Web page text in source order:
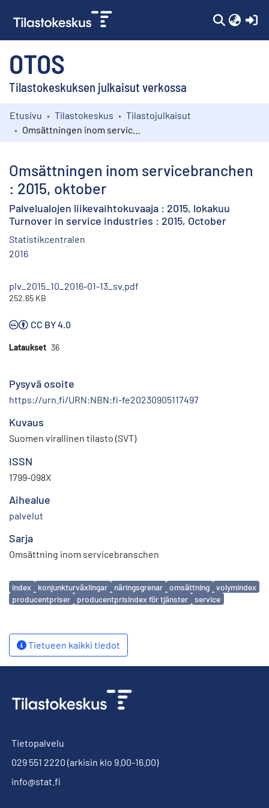
OTOS
Tilastokeskuksen julkaisut verkossa
Kokoelmat
Etusivu Tilastokeskus
Tilastojulkaisut
Omsättningen inom servicebranchen
: 2015, oktober
Palvelualojen liikevaihtokuvaaja : 2015, lokakuu
Turnover in service industries : 2015, October
Statistikcentralen
2016
plv_2015_10_2016-01-13_sv.pdf
252.65 KB
CC BY 4.0
Lataukset 36
Pysyvä osoite
https://urn.fi/URN:NBN:fi-fe20230905117497
Kuvaus
Suomen virallinen tilasto (SVT)
ISSN
1799-098X
Aihealue
palvelut
Sarja
Omsättning inom servicebranschen
Avainsanat
index konjunkturväxlingar näringsgrenar omsättning
volymindex
producentpriser
producentprisindex för tjänster service
Tietueen kaikki tiedot
Tietopalvelu
029 551 2220 (arkisin klo 9.00-16.00)
info@stat.fi